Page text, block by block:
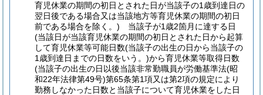
育児休業の期間の初日とされた日が当該子の1歳到達日の
翌日後である場合又は当該地方等育児休業の期間の初日
前である場合を除く。) 当該子が1歳2箇月に達する日
(当該日が当該育児休業の期間の初日とされた日から起算
して育児休業等可能日数(当該子の出生の日から当該子の
1歳到達日までの日数をいう。)から育児休業等取得日数
(当該子の出生の日以後当該非常勤職員が労働基準法(昭
和22年法律第49号)第65条第1項又は第2項の規定により
勤務しなかった日数と当該子について育児休業をした日